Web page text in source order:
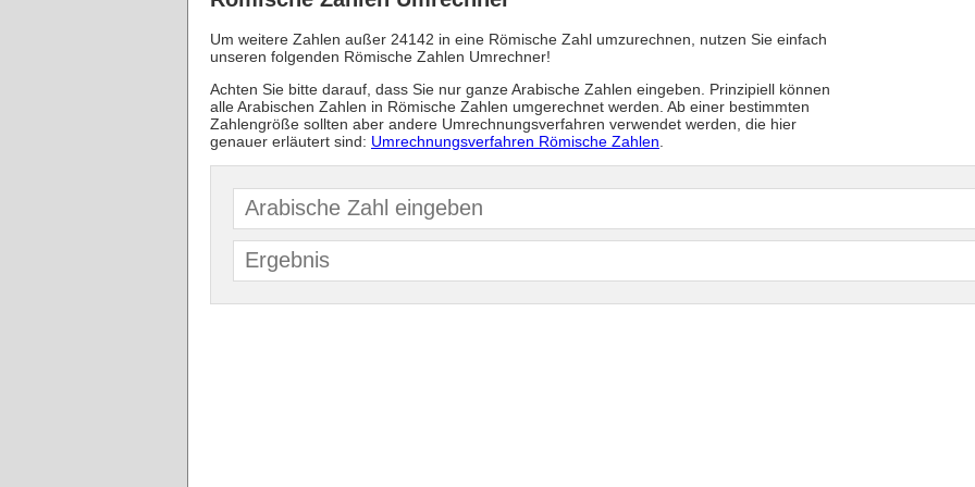
Um weitere Zahlen außer 24142 in eine Römische Zahl umzurechnen, nutzen Sie einfach
unseren folgenden Römische Zahlen Umrechner!
Achten Sie bitte darauf, dass Sie nur ganze Arabische Zahlen eingeben. Prinzipiell können
alle Arabischen Zahlen in Römische Zahlen umgerechnet werden. Ab einer bestimmten
Zahlengröße sollten aber andere Umrechnungsverfahren verwendet werden, die hier
genauer erläutert sind: Umrechnungsverfahren Römische Zahlen